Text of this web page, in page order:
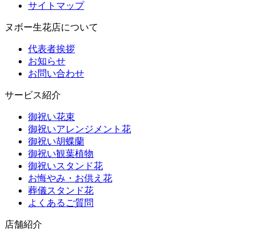
サイトマップ
ヌボー生花店について
代表者挨拶
お知らせ
お問い合わせ
サービス紹介
御祝い花束
御祝いアレンジメント花
御祝い胡蝶蘭
御祝い観葉植物
御祝いスタンド花
お悔やみ・お供え花
葬儀スタンド花
よくあるご質問
店舗紹介